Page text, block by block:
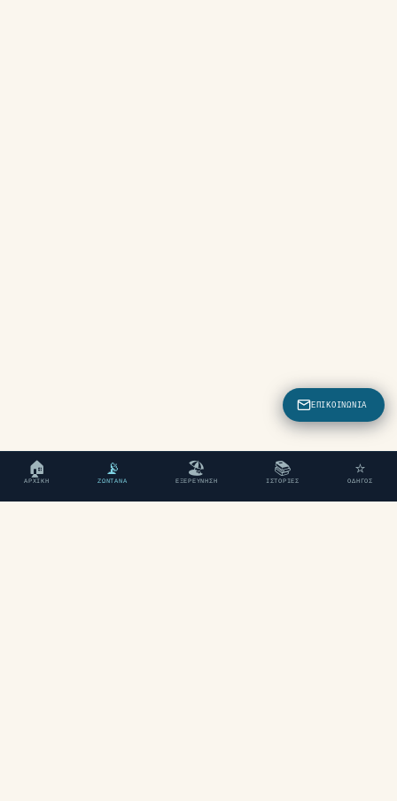
🏠
ΑΡΧΙΚΉ
📡
ΖΩΝΤΑΝΆ
🏖
ΕΞΕΡΕΎΝΗΣΗ
📚
ΙΣΤΟΡΊΕΣ
⭐
ΟΔΗΓΌΣ
ΕΠΙΚΟΙΝΩΝΊΑ